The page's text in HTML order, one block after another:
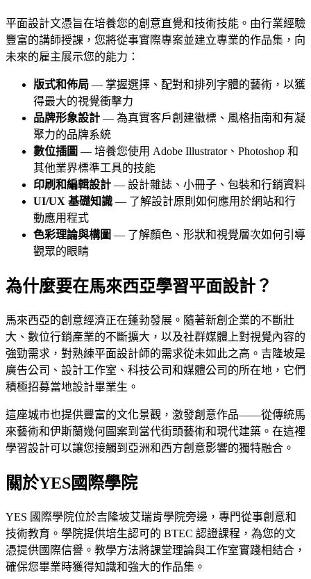
平面設計文憑旨在培養您的創意直覺和技術技能。由行業經驗
豐富的講師授課，您將從事實際專案並建立專業的作品集，向
未來的雇主展示您的能力：
版式和佈局 — 掌握選擇、配對和排列字體的藝術，以獲
得最大的視覺衝擊力
品牌形象設計 — 為真實客戶創建徽標、風格指南和有凝
聚力的品牌系統
數位插圖 — 培養您使用 Adob​​e Illustrator、Photoshop 和
其他業界標準工具的技能
印刷和編輯設計 — 設計雜誌、小冊子、包裝和行銷資料
UI/UX 基礎知識 — 了解設計原則如何應用於網站和行
動應用程式
色彩理論與構圖 — 了解顏色、形狀和視覺層次如何引導
觀眾的眼睛
為什麼要在馬來西亞學習平面設計？
馬來西亞的創意經濟正在蓬勃發展。隨著新創企業的不斷壯
大、數位行銷產業的不斷擴大，以及社群媒體上對視覺內容的
強勁需求，對熟練平面設計師的需求從未如此之高。吉隆坡是
廣告公司、設計工作室、科技公司和媒體公司的所在地，它們
積極招募當地設計畢業生。
這座城市也提供豐富的文化景觀，激發創意作品——從傳統馬
來藝術和伊斯蘭幾何圖案到當代街頭藝術和現代建築。在這裡
學習設計可以讓您接觸到亞洲和西方創意影響的獨特融合。
關於YES國際學院
YES 國際學院位於吉隆坡艾瑞肯學院旁邊，專門從事創意和
技術教育。學院提供培生認可的 BTEC 認證課程，為您的文
憑提供國際信譽。教學方法將課堂理論與工作室實踐相結合，
確保您畢業時獲得知識和強大的作品集。